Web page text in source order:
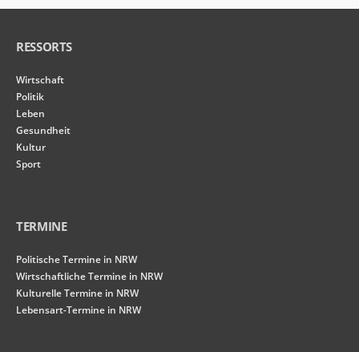
RESSORTS
Wirtschaft
Politik
Leben
Gesundheit
Kultur
Sport
TERMINE
Politische Termine in NRW
Wirtschaftliche Termine in NRW
Kulturelle Termine in NRW
Lebensart-Termine in NRW